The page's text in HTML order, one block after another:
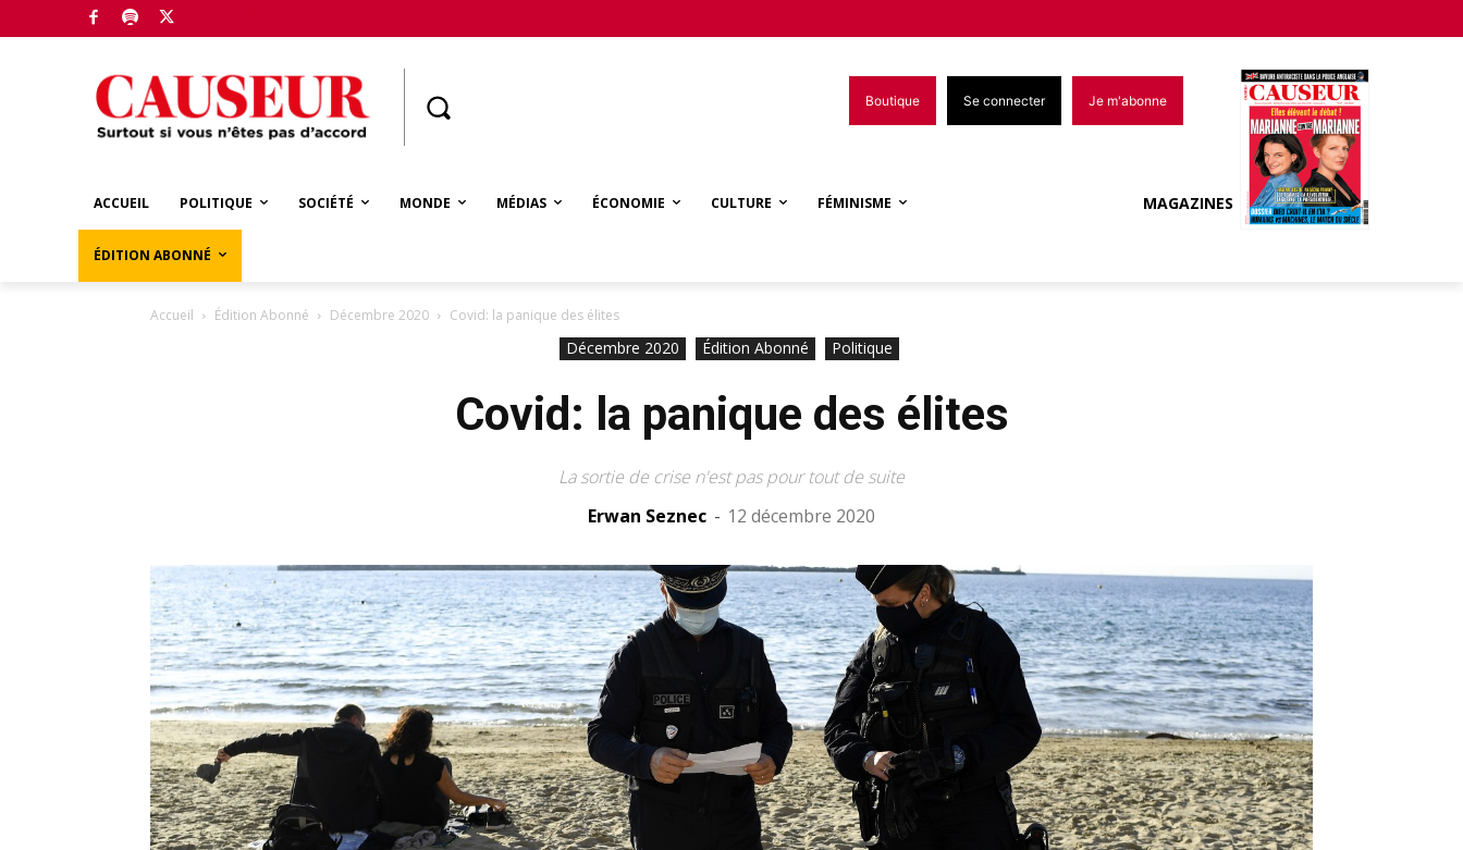
Boutique Se connecter Je m'abonne
ACCUEIL POLITIQUE SOCIÉTÉ MONDE MÉDIAS ÉCONOMIE CULTURE FÉMINISME
ÉDITION ABONNÉ
MAGAZINES
Accueil Édition Abonné Décembre 2020 Covid: la panique des élites
Décembre 2020 Édition Abonné Politique
Covid: la panique des élites
La sortie de crise n'est pas pour tout de suite
Erwan Seznec - 12 décembre 2020